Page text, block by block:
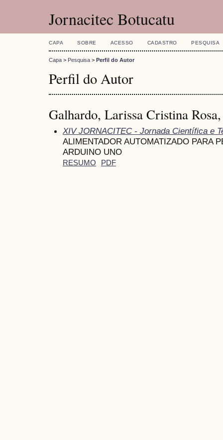
Jornacitec Botucatu
CAPA SOBRE ACESSO CADASTRO PESQUISA
Capa > Pesquisa > Perfil do Autor
Perfil do Autor
Galhardo, Larissa Cristina
XIV JORNACITEC - Jornada Científica e
ALIMENTADOR AUTOMATIZADO PARA
ARDUINO UNO
RESUMO PDF